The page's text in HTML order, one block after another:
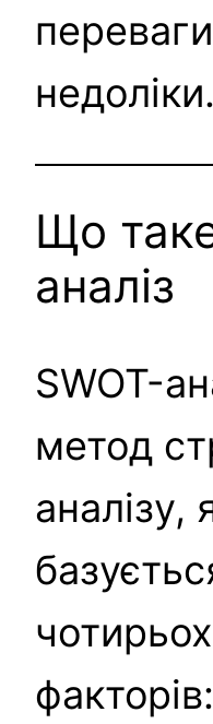
недоліки.
Що
аналіз
SWOT-
метод
аналізу,
факторів: